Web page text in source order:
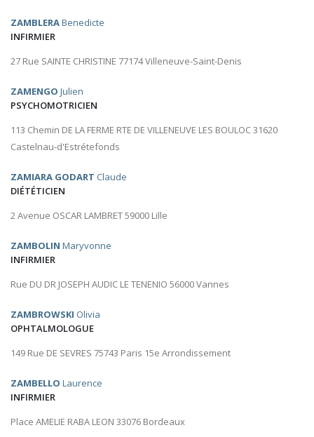
ZAMBLERABenedicte
INFIRMIER
27 Rue SAINTE CHRISTINE 77174 Villeneuve-Saint-Denis
ZAMENGO Julien
PSYCHOMOTRICIEN
113 Chemin DE LA FERME RTE DE VILLENEUVE LES BOULOC 31620
Castelnau-d'Estrétefonds
ZAMIARA GODART Claude
DIÉTÉTICIEN
2 Avenue OSCAR LAMBRET 59000 Lille
ZAMBOLIN Maryvonne
INFIRMIER
Rue DU DR JOSEPH AUDIC LE TENENIO 56000 Vannes
ZAMBROWSKI Olivia
OPHTALMOLOGUE
149 Rue DE SEVRES 75743 Paris 15e Arrondissement
ZAMBELLO Laurence
INFIRMIER
Place AMELIE RABA LEON 33076 Bordeaux